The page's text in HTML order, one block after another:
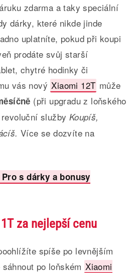
zdarma a taky speciální
dárky, které nikde jinde
uplatníte, pokud při koupi
prodáte svůj starší
chytré hodinky či
vás nový Xiaomi 12T může
(při upgradu z loňského
služby Koupíš,
Více se dozvíte na
s dárky a bonusy
za nejlepší cenu
spíše po levnějším
po loňském Xiaomi